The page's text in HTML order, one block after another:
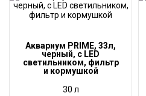
Аквариум PRIME, 33л,
черный, с LED
светильником, фильтр
и кормушкой
30 л